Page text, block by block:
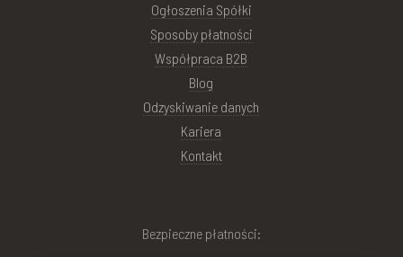
Ogłoszenia Spółki
Sposoby płatności
Współpraca B2B
Blog
Odzyskiwanie danych
Kariera
Kontakt
Bezpieczne płatności: